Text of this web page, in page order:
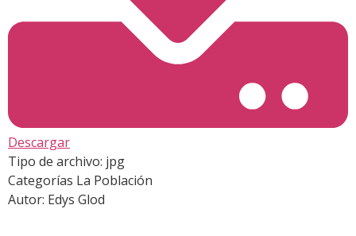
Descargar
Tipo de archivo: jpg
Categorías La Población
Autor: Edys Glod